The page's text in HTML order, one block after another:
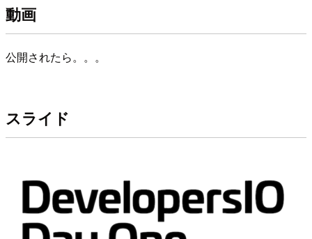
動画
公開されたら。。。
スライド